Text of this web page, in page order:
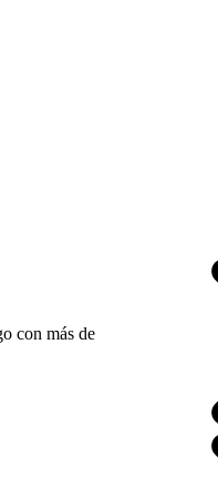
con más de